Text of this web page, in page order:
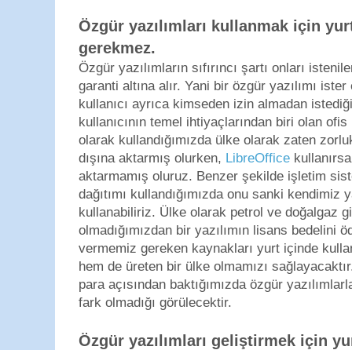
Özgür yazılımları kullanmak için
gerekmez.
Özgür yazılımların sıfırıncı şartı onları
garanti altına alır. Yani bir özgür yazılımı
kullanıcı ayrıca kimseden izin almadan
kullanıcının temel ihtiyaçlarından biri olan
olarak kullandığımızda ülke olarak zaten
dışına aktarmış olurken, LibreOffice
aktarmamış oluruz. Benzer şekilde işletim
dağıtımı kullandığımızda onu sanki kendimiz
kullanabiliriz. Ülke olarak petrol ve doğalgaz
olmadığımızdan bir yazılımın lisans bedelini
vermemiz gereken kaynakları yurt içinde
hem de üreten bir ülke olmamızı
para açısından baktığımızda özgür
fark olmadığı görülecektir.
Özgür yazılımları geliştirmek için